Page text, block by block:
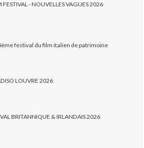
FESTIVAL - NOUVELLES VAGUES 2026
festival du film italien de patrimoine
LOUVRE 2026
BRITANNIQUE & IRLANDAIS 2026